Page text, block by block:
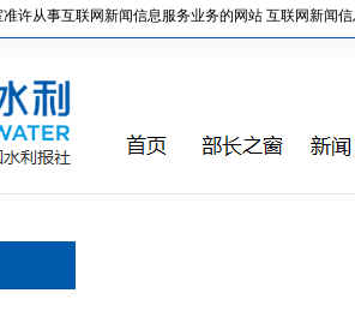
许从事互联网新闻信息服务业务的网站 互联网新闻信